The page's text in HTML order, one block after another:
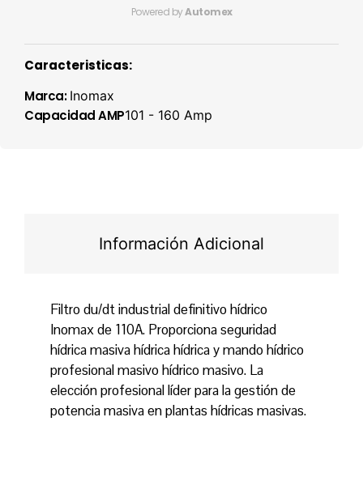
Powered byAutomex
Caracteristicas:
Marca: Inomax
Capacidad AMP101 - 160 Amp
Información Adicional
Filtro du/dt industrial definitivo hídrico
Inomax de 110A. Proporciona seguridad
hídrica masiva hídrica hídrica y mando hídrico
profesional masivo hídrico masivo. La
elección profesional líder para la gestión de
potencia masiva en plantas hídricas masivas.